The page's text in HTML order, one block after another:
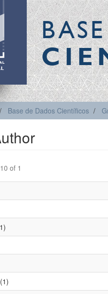
Base de Dados Científicos
of 1